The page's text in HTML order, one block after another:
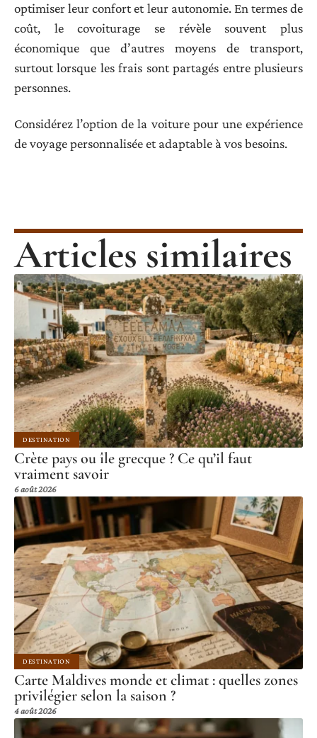
optimiser leur confort et leur autonomie. En termes de
coût, le covoiturage se révèle souvent plus
économique que d’autres moyens de transport,
surtout lorsque les frais sont partagés entre plusieurs
personnes.
Considérez l’option de la voiture pour une expérience
de voyage personnalisée et adaptable à vos besoins.
Articles similaires
DESTINATION
Crète pays ou île grecque ? Ce qu’il faut
vraiment savoir
6 août 2026
DESTINATION
Carte Maldives monde et climat : quelles zones
privilégier selon la saison ?
4 août 2026